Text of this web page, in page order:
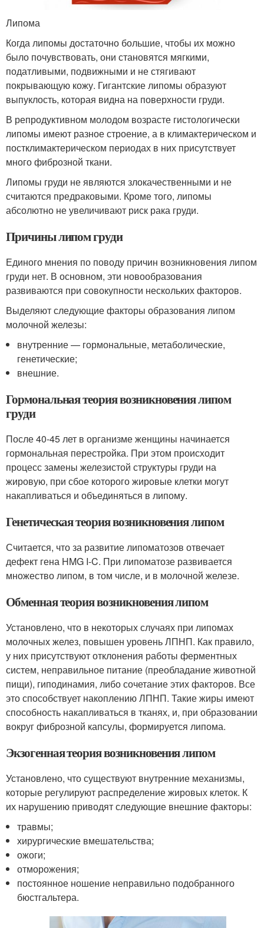
Липома
Когда липомы достаточно большие, чтобы их можно
было почувствовать, они становятся мягкими,
податливыми, подвижными и не стягивают
покрывающую кожу. Гигантские липомы образуют
выпуклость, которая видна на поверхности груди.
В репродуктивном молодом возрасте гистологически
липомы имеют разное строение, а в климактерическом и
постклимактерическом периодах в них присутствует
много фиброзной ткани.
Липомы груди не являются злокачественными и не
считаются предраковыми. Кроме того, липомы
абсолютно не увеличивают риск рака груди.
Причины липом груди
Единого мнения по поводу причин возникновения липом
груди нет. В основном, эти новообразования
развиваются при совокупности нескольких факторов.
Выделяют следующие факторы образования липом
молочной железы:
внутренние — гормональные, метаболические,
генетические;
внешние.
Гормональная теория возникновения липом
груди
После 40-45 лет в организме женщины начинается
гормональная перестройка. При этом происходит
процесс замены железистой структуры груди на
жировую, при сбое которого жировые клетки могут
накапливаться и объединяться в липому.
Генетическая теория возникновения липом
Считается, что за развитие липоматозов отвечает
дефект гена HMG I-C. При липоматозе развивается
множество липом, в том числе, и в молочной железе.
Обменная теория возникновения липом
Установлено, что в некоторых случаях при липомах
молочных желез, повышен уровень ЛПНП. Как правило,
у них присутствуют отклонения работы ферментных
систем, неправильное питание (преобладание животной
пищи), гиподинамия, либо сочетание этих факторов. Все
это способствует накоплению ЛПНП. Такие жиры имеют
способность накапливаться в тканях, и, при образовании
вокруг фиброзной капсулы, формируется липома.
Экзогенная теория возникновения липом
Установлено, что существуют внутренние механизмы,
которые регулируют распределение жировых клеток. К
их нарушению приводят следующие внешние факторы:
травмы;
хирургические вмешательства;
ожоги;
отморожения;
постоянное ношение неправильно подобранного
бюстгальтера.